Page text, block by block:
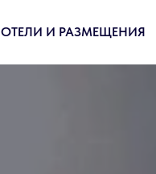
ОТЕЛИ И РАЗМЕЩЕНИЯ